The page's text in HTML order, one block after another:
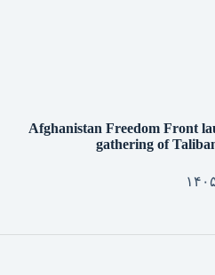
Afghanistan Freedom Front
gathering of